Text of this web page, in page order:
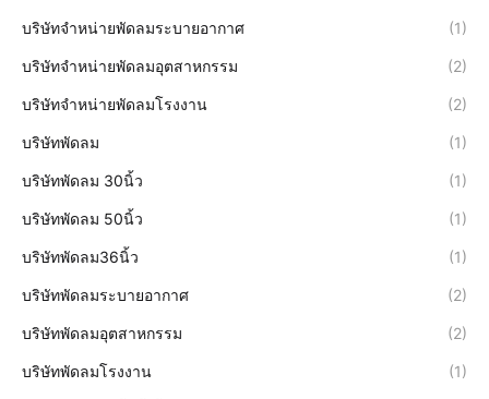
บริษัทจำหน่ายพัดลมระบายอากาศ (1)
บริษัทจำหน่ายพัดลมอุตสาหกรรม (2)
บริษัทจำหน่ายพัดลมโรงงาน (2)
บริษัทพัดลม (1)
บริษัทพัดลม 30นิ้ว (1)
บริษัทพัดลม 50นิ้ว (1)
บริษัทพัดลม36นิ้ว (1)
บริษัทพัดลมระบายอากาศ (2)
บริษัทพัดลมอุตสาหกรรม (2)
บริษัทพัดลมโรงงาน (1)